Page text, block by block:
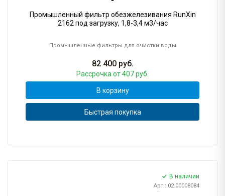
Промышленный фильтр обезжелезивания RunXin
2162 под загрузку, 1,8-3,4 м3/час
Промышленные фильтры для очистки воды
82 400руб.
Рассрочка от 407 руб.
В корзину
Быстрая покупка
В наличии
Арт.: 02.00008084